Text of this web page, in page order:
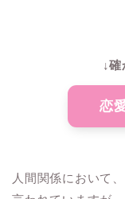
↓
恋
人間関係において